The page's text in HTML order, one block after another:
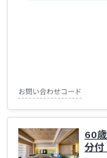
お問い合わせコード
60
分付